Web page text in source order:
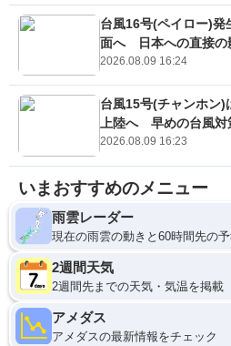
台風16号(ペイロー)
面へ 日本への直接の
2026.08.09 16:24
台風15号(チャンホン
上陸へ 早めの台風対
2026.08.09 16:23
いまおすすめのメニュー
雨雲レーダー
現在の雨雲の動きと60時間先の
2週間天気
2週間先までの天気・気温を掲載
アメダス
アメダスの最新情報をチェック